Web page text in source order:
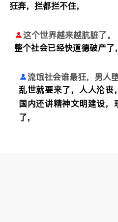
狂奔，拦都拦不住，
这个世界越来越肮脏了。
整个社会已经快道德破产了，
流氓社会谁最狂，男人
乱世就要来了，人人沦丧
国内还讲精神文明建设，
了，